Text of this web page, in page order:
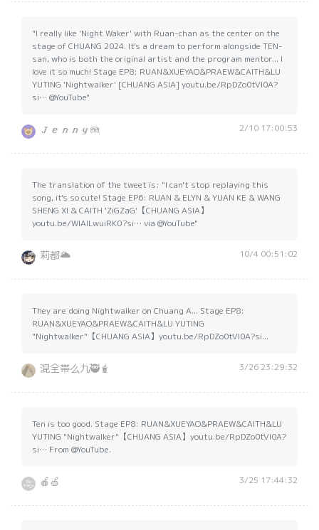
"I really like 'Night Waker' with Ruan-chan as the center on the
stage of CHUANG 2024. It's a dream to perform alongside TEN-
san, who is both the original artist and the program mentor... I
love it so much! Stage EP8: RUAN&XUEYAO&PRAEW&CAITH&LU
YUTING 'Nightwalker' [CHUANG ASIA] youtu.be/RpDZo0tVI0A?
si… @YouTube"
𝙅𝙚𝙣𝙣𝙮🪼 2/10 17:00:53
The translation of the tweet is: "I can't stop replaying this
song, it's so cute! Stage EP6: RUAN & ELYN & YUAN KE & WANG
SHENG XI & CAITH 'ZiGZaG'【CHUANG ASIA】
youtu.be/WlAILwuiRK0?si… via @YouTube"
莉都🌥️ 10/4 00:51:02
They are doing Nightwalker on Chuang A... Stage EP8:
RUAN&XUEYAO&PRAEW&CAITH&LU YUTING
"Nightwalker"【CHUANG ASIA】youtu.be/RpDZo0tVI0A?si...
混全帯么九🥷🧋 3/26 23:29:32
Ten is too good. Stage EP8: RUAN&XUEYAO&PRAEW&CAITH&LU
YUTING "Nightwalker"【CHUANG ASIA】youtu.be/RpDZo0tVI0A?
si… From @YouTube.
🍎🍏 3/25 17:44:32